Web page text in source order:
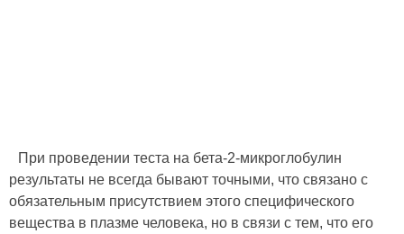
При проведении теста на бета-2-микроглобулин
результаты не всегда бывают точными, что связано с
обязательным присутствием этого специфического
вещества в плазме человека, но в связи с тем, что его